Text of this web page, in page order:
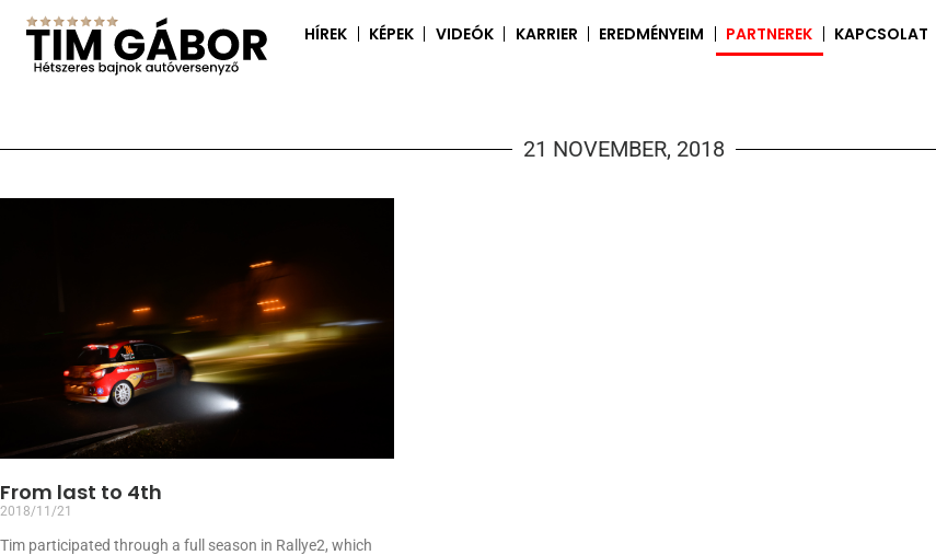
HÍREK KÉPEK VIDEÓK KARRIER EREDMÉNYEIM PARTNEREK KAPCSOLAT
21 NOVEMBER, 2018
From last to 4th
2018/11/21
Tim participated through a full season in Rallye2, which